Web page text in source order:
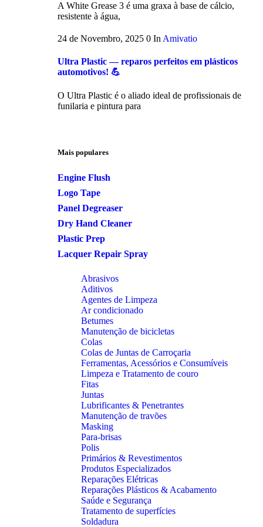
A White Grease 3 é uma graxa à base de cálcio,
resistente à água,
24 de Novembro, 2025 0 In Amivatio
Ultra Plastic — reparos perfeitos em plásticos
automotivos! 💪
O Ultra Plastic é o aliado ideal de profissionais de
funilaria e pintura para
Mais populares
Engine Flush
Logo Tape
Panel Degreaser
Dry Hand Cleaner
Plastic Prep
Lacquer Repair Spray
Abrasivos
Aditivos
Agentes de Limpeza
Ar condicionado
Betumes
Manutenção de bicicletas
Colas
Colas de Juntas de Carroçaria
Ferramentas, Acessórios e Consumíveis
Limpeza e Tratamento de couro
Fitas
Juntas
Lubrificantes & Penetrantes
Manutenção de travões
Masking
Para-brisas
Polis
Primários & Revestimentos
Produtos Especializados
Reparações Elétricas
Reparações Plásticos & Acabamento
Saúde e Segurança
Tratamento de superfícies
Soldadura